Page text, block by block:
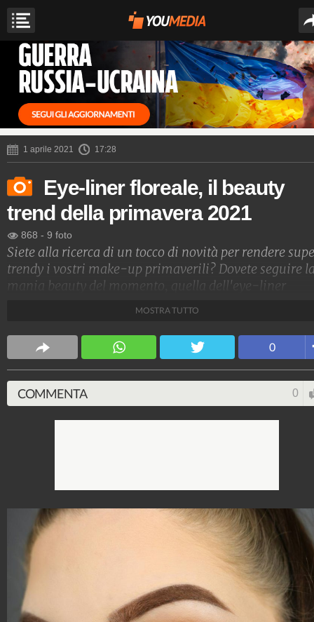
1 aprile 2021 17:28
Eye-liner floreale, il beauty
trend della primavera 2021
868 - 9 foto
Siete alla ricerca di un tocco di novità per rendere
trendy i vostri make-up primaverili? Dovete seguire
mania beauty del momento, quella dell'eye-liner
Stile e trend
1.515.282.264 1.957 video 138.077 foto
MOSTRA TUTTO
0
COMMENTA 0